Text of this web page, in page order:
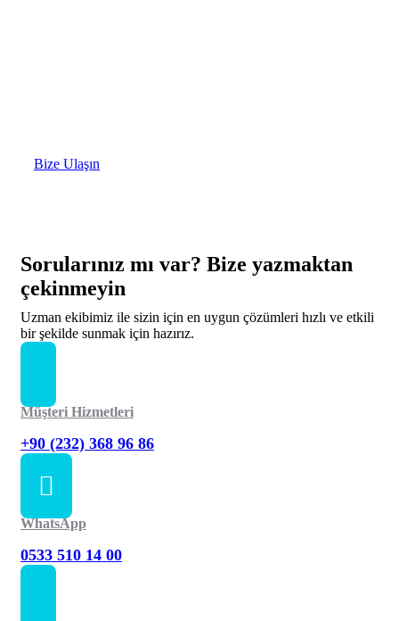
Bize Ulaşın
Sorularınız mı var? Bize yazmaktan
çekinmeyin
Uzman ekibimiz ile sizin için en uygun çözümleri hızlı ve etkili
bir şekilde sunmak için hazırız.
Müşteri Hizmetleri
+90 (232) 368 96 86
WhatsApp
0533 510 14 00